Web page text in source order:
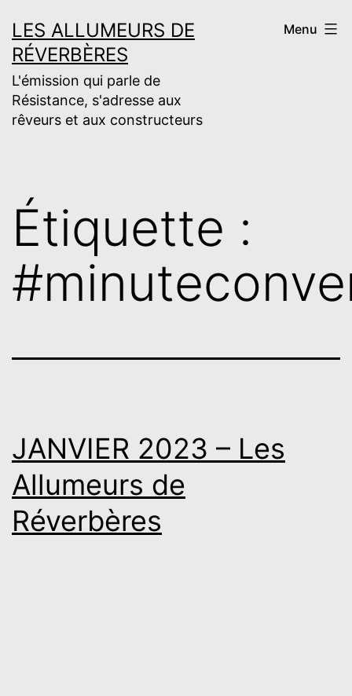
au
contenu
LES ALLUMEURS DE
RÉVERBÈRES
L'émission qui parle de
Résistance, s'adresse aux
rêveurs et aux constructeurs
Menu
Étiquette :
JANVIER 2023 – Les
Allumeurs de
Réverbères